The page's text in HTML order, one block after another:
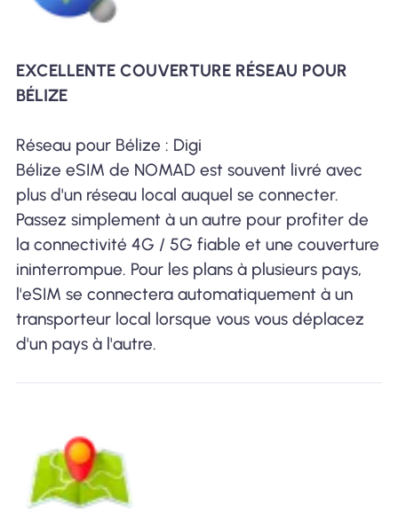
EXCELLENTE COUVERTURE RÉSEAU POUR
BÉLIZE
Réseau pour Bélize : Digi
Bélize eSIM de NOMAD est souvent livré avec
plus d'un réseau local auquel se connecter.
Passez simplement à un autre pour profiter de
la connectivité 4G / 5G fiable et une couverture
ininterrompue. Pour les plans à plusieurs pays,
l'eSIM se connectera automatiquement à un
transporteur local lorsque vous vous déplacez
d'un pays à l'autre.